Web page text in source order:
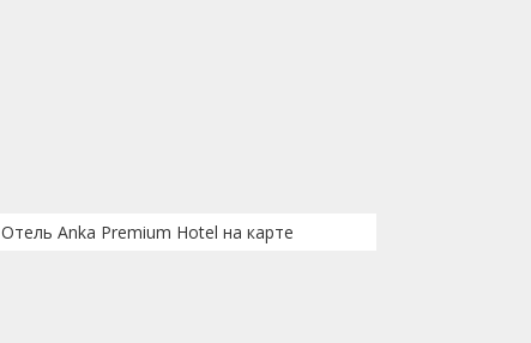
Отель Anka Premium Hotel на карте